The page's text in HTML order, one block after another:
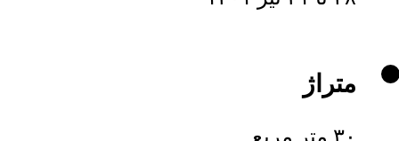
متراژ
۳۰ متر مربع